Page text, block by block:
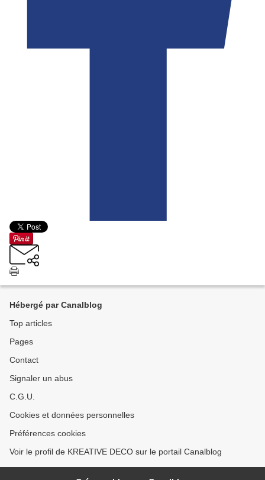
Hébergé par Canalblog
Top articles
Pages
Contact
Signaler un abus
C.G.U.
Cookies et données personnelles
Préférences cookies
Voir le profil de KREATIVE DECO sur le portail Canalblog